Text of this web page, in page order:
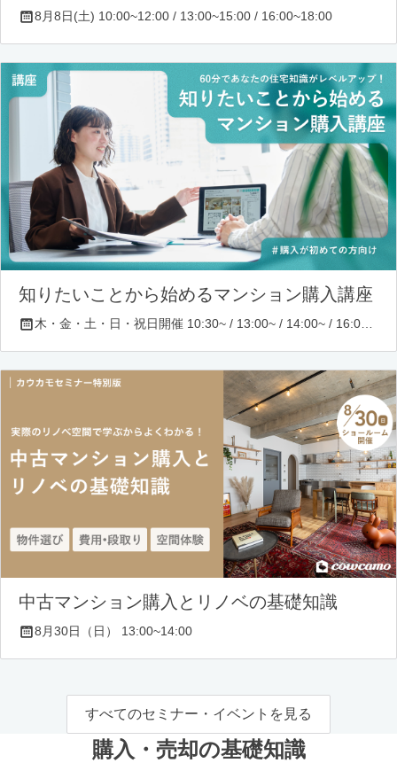
8月8日(土) 10:00~12:00 / 13:00~15:00 / 16:00~18:00
知りたいことから始めるマンション購入講座
木・金・土・日・祝日開催 10:30~ / 13:00~ / 14:00~ / 16:00~ / 17:00~/ 18:30~/ 19:30~
中古マンション購入とリノベの基礎知識
8月30日（日） 13:00~14:00
すべてのセミナー・イベントを見る
購入・売却の基礎知識